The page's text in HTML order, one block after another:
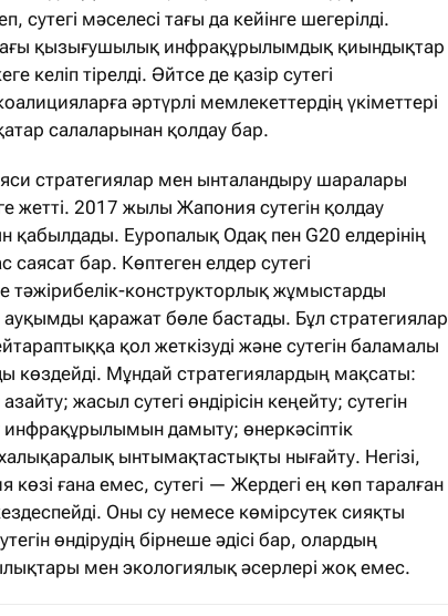
мәселесі тағы да кейінге шегерілді.
қызығушылық инфрақұрылымдық қиындықтар
келіп тірелді. Әйтсе де қазір сутегі
әртүрлі мемлекеттердің үкіметтері
салаларынан қолдау бар.
стратегиялар мен ынталандыру шаралары
жетті. 2017 жылы Жапония сутегін қолдау
Еуропалық Одақ пен G20 елдерінің
саясат бар. Көптеген елдер сутегі
тәжірибелік-конструкторлық жұмыстарды
қаражат бөле бастады. Бұл стратегиялар
қол жеткізуді және сутегін баламалы
көздейді. Мұндай стратегиялардың мақсаты:
жасыл сутегі өндірісін кеңейту; сутегін
инфрақұрылымын дамыту; өнеркәсіптік
ынтымақтастықты нығайту. Негізі,
көзі ғана емес, сутегі — Жердегі ең көп таралған
Оны су немесе көмірсутек сияқты
өндірудің бірнеше әдісі бар, олардың
мен экологиялық әсерлері жоқ емес.